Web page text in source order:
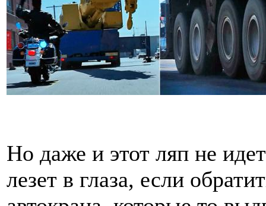
Но даже и этот ляп не
лезет в глаза, если